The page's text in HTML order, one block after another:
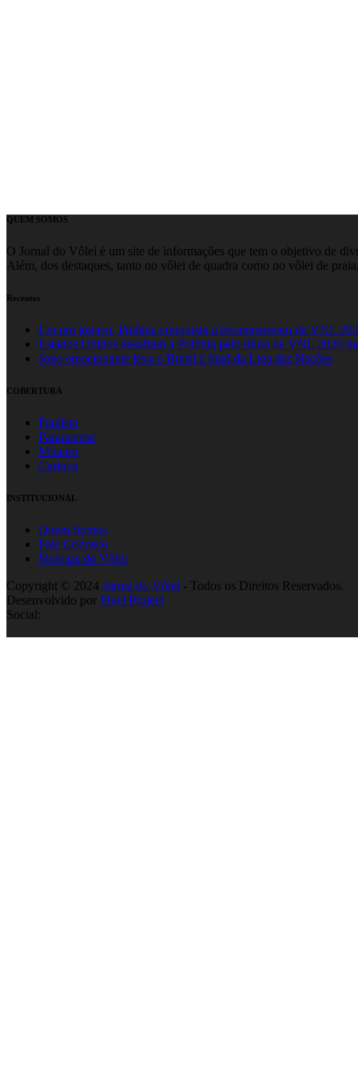
QUEM SOMOS
O Jornal do Vôlei é um site de informações que tem o objetivo de
Além, dos destaques, tanto no vôlei de quadra como no vôlei de
Recentes
Em um jogaço, Polônia conquista o tricampeonato da VNL
Estados Unidos desafiam a Polônia pelo título da VNL 2026
Jogo emocionante leva o Brasil à final da Liga das Nações
COBERTURA
Paulista
Paranaense
Mineiro
Carioca
INSTITUCIONAL
Quem Somos
Fale Conosco
Notícias do Vôlei
Copyright © 2024 Jornal do Vôlei - Todos os Direitos Reservados.
Desenvolvido por Pixel Project
Social: